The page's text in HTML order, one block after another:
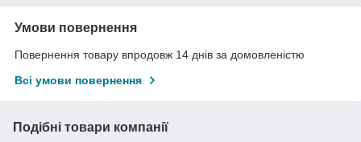
Умови повернення
Повернення товару впродовж 14 днів за домовленістю
Всі умови повернення
Подібні товари компанії